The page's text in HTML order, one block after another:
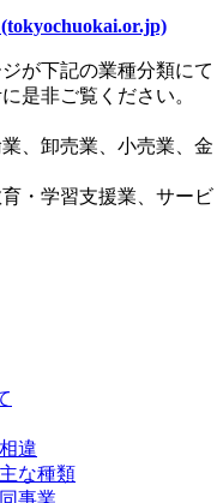
が下記の業種分類にて
是非ご覧ください。
、卸売業、小売業、金
・学習支援業、サービ
違
な種類